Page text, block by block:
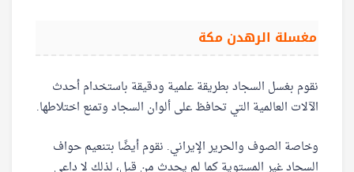
مغسلة الرهدن مكة
نقوم بغسل السجاد بطريقة علمية ودقيقة باستخدام أحدث
الآلات العالمية التي تحافظ على ألوان السجاد وتمنع اختلاطها.
وخاصة الصوف والحرير الإيراني. نقوم أيضًا بتنعيم حواف
السجاد غير المستوية كما لم يحدث من قبل، لذلك لا داعي